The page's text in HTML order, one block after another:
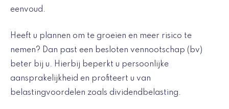
eenvoud.
Heeft u plannen om te groeien en meer risico te
nemen? Dan past een besloten vennootschap (bv)
beter bij u. Hierbij beperkt u persoonlijke
aansprakelijkheid en profiteert u van
belastingvoordelen zoals dividendbelasting.